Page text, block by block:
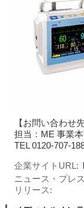
【お問い合わせ先
担当：ME 事業
TEL 0120-707-
企業サイトURL
ニュース・プレス
リリース